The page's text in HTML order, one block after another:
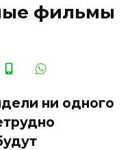
фильмы
ни одного